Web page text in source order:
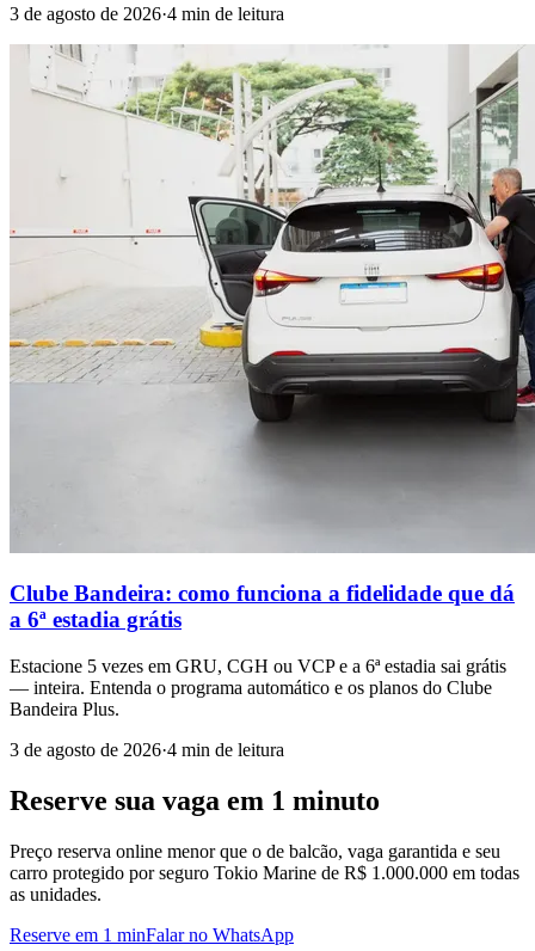
3 de agosto de 2026·4 min de leitura
Clube Bandeira: como funciona a fidelidade que dá
a 6ª estadia grátis
Estacione 5 vezes em GRU, CGH ou VCP e a 6ª estadia sai grátis
— inteira. Entenda o programa automático e os planos do Clube
Bandeira Plus.
3 de agosto de 2026·4 min de leitura
Reserve sua vaga em 1 minuto
Preço reserva online menor que o de balcão, vaga garantida e seu
carro protegido por seguro Tokio Marine de R$ 1.000.000 em todas
as unidades.
Reserve em 1 minFalar no WhatsApp